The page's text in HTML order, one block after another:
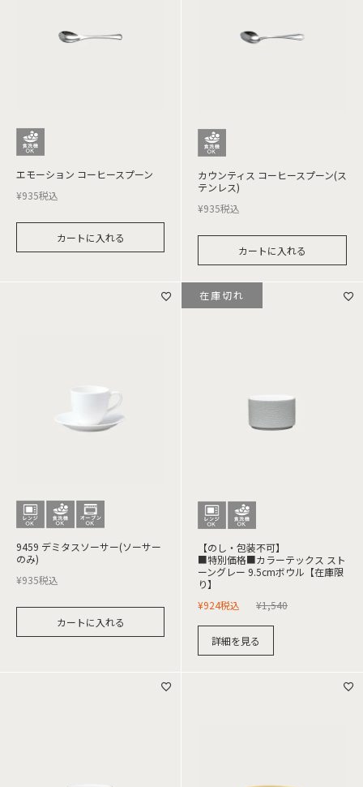
エモーション コーヒースプーン
¥935税込
カートに入れる
カウンティス コーヒースプーン(ス
テンレス)
¥935税込
カートに入れる
9459 デミタスソーサー(ソーサー
のみ)
¥935税込
カートに入れる
【のし・包装不可】
■特別価格■カラーテックス スト
ーングレー 9.5cmボウル【在庫限
り】
¥1,540
¥924税込
詳細を見る
在庫切れ